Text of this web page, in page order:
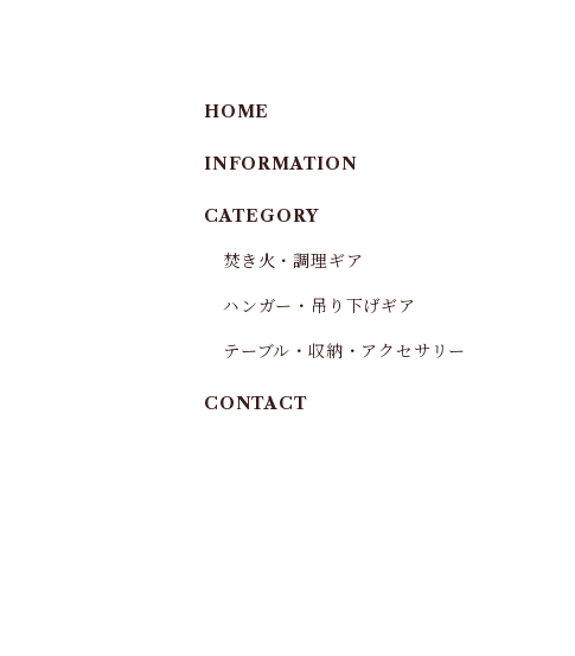
HOME
INFORMATION
CATEGORY
焚き火・調理ギア
ハンガー・吊り下げギア
テーブル・収納・アクセサリー
CONTACT